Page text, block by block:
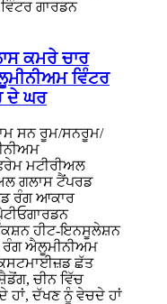
ਕਮਰੇ ਚਾਰ
ਵਿੰਟਰ
ਦੇ ਘਰ
ਸਨ ਰੂਮ/ਸਨਰੂਮ/
ਮਟੀਰੀਅਲ
ਗਲਾਸ ਟੈਂਪਰਡ
ਰੰਗ ਆਕਾਰ
ਹੀਟ-ਇਨਸੂਲੇਸ਼ਨ
ਰੰਗ ਐਲੂਮੀਨੀਅਮ
ਛੱਤ
ਚੀਨ ਵਿੱਚ
ਹਾਂ, ਦੱਖਣ ਨੂੰ ਵੇਚਦੇ ਹਾਂ